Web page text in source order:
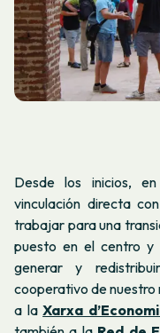
Desde los inicios,
vinculación directa
trabajar para una
puesto en el centro
generar y
cooperativo de nuestro
a laXarxa